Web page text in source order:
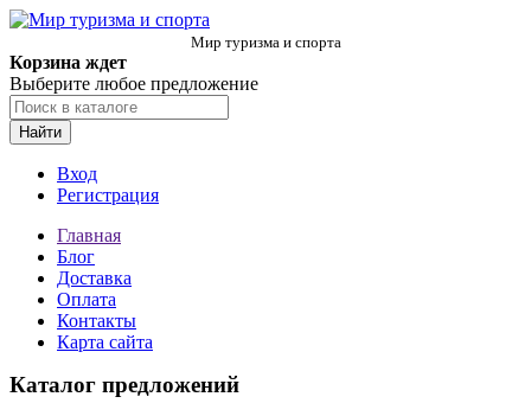
Мир туризма и спорта
Корзина ждет
Выберите любое предложение
Найти
Вход
Регистрация
Главная
Блог
Доставка
Оплата
Контакты
Карта сайта
Каталог предложений